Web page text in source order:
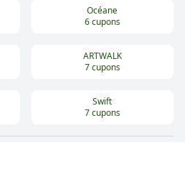
Océane
6cupons
ARTWALK
7cupons
Swift
7cupons